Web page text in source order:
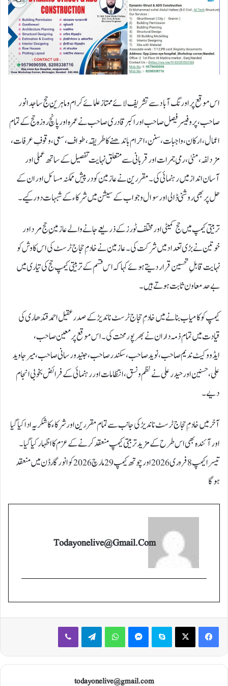
اس موقع پر اورنگ آباد سے تشریف لائے ممتاز علمائے کرام و ماہرینِ حج ساجد انور
صاحب، پروفیسر فیصل صاحب اور اکبر قادری صاحب نے عمرہ اور پانچ روزہ حج کے تمام
اعمال، ارکان، واجبات، سنن، احرام باندھنے کا طریقہ، طواف، سعی، وقوفِ عرفات،
مزدلفہ، منیٰ، رمیِ جمرات اور قربانی سے متعلق نہایت تفصیل کے ساتھ عملی اور
آسان انداز میں رہنمائی کی۔ مقررین نے عازمین کو درپیش ممکنہ مسائل اور ان کے
حل پر بھی روشنی ڈالی اور سوال و جواب کے سیشن میں شرکاء کے شبہات دور کیے۔
تربیتی کیمپ میں حج کمیٹی اور مختلف ٹورز کے ذریعے جانے والے عازمینِ حج مرد اور
خوتین نے بڑی تعداد میں شرکت کی۔ عازمین نے خادمِ حجاج ٹرسٹ کی اس کاوش کو
نہایت قابلِ تحسین قرار دیتے ہوئے کہا کہ اس قسم کے تربیتی کیمپ حج کی تیاری میں
بے حد معاون ثابت ہوتے ہیں۔
کیمپ کو کامیاب بنانے میں خادمِ حجاج ٹرسٹ ناندیڑ کے صدر عقیل احمد قندھاری کی
قیادت میں تمام ذمہ داران نے بھرپور محنت کی۔ اس موقع پر معین صاحب،
ایڈووکیٹ ندیم صاحب، نوید صاحب، سکندر صاحب، جنید ورسانی صاحب، میر جاوید
علی، حسنین اور حیدر علی نے نظم و نسق، انتظامات اور رہنمائی کے فرائض بخوبی انجام
دیے۔
آخر میں خادمِ حجاج ٹرسٹ ناندیڑ کی جانب سے تمام مقررین اور شرکاء کا شکریہ ادا کیا گیا
اور آئندہ بھی اس طرح کے مزید تربیتی کیمپ منعقد کرنے کے عزم کا اظہار کیا گیا۔
تیسرا کیمپ 8فروری 2026 اور چوتھ کیمپ 29 مارچ 2026 کو انور گارڈن میں منعقد
ہوگا
Todayonelive@gmail.com
X
Telegram
todayonelive@gmail.com